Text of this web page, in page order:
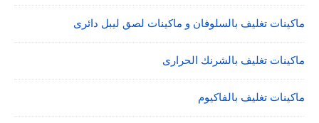
ماكينات تغليف بالسلوفان و ماكينات لصق ليبل دائرى
ماكينات تغليف بالشرنك الحرارى
ماكينات تغليف بالفاكيوم